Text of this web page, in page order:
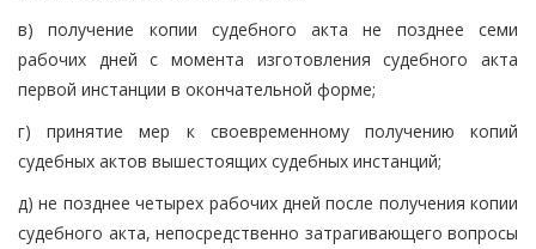
в) получение копии судебного акта не позднее семи
рабочих дней с момента изготовления судебного акта
первой инстанции в окончательной форме;
г) принятие мер к своевременному получению копий
судебных актов вышестоящих судебных инстанций;
д) не позднее четырех рабочих дней после получения копии
судебного акта, непосредственно затрагивающего вопросы